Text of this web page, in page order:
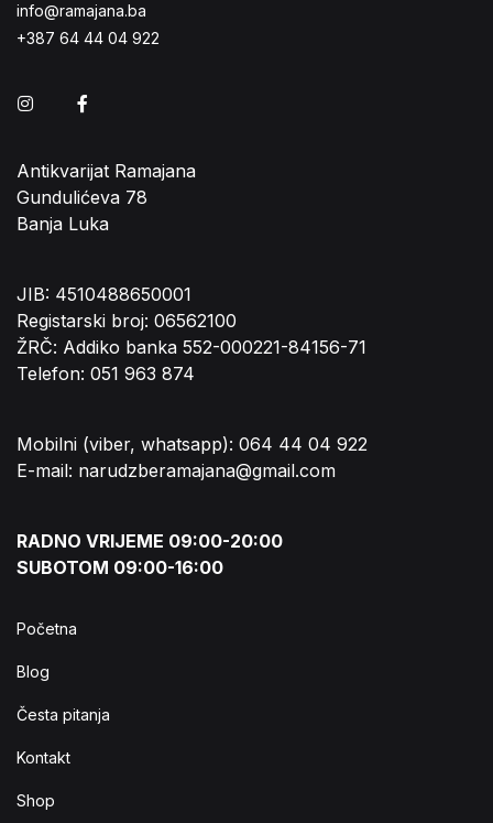
info@ramajana.ba
+387 64 44 04 922
Instagram
Antikvarijat Ramajana
Gundulićeva 78
Banja Luka
JIB: 4510488650001
Registarski broj: 06562100
ŽRČ: Addiko banka 552-000221-84156-71
Telefon: 051 963 874
Mobilni (viber, whatsapp): 064 44 04 922
E-mail: narudzberamajana@gmail.com
RADNO VRIJEME 09:00-20:00
SUBOTOM 09:00-16:00
Početna
Blog
Česta pitanja
Kontakt
Shop